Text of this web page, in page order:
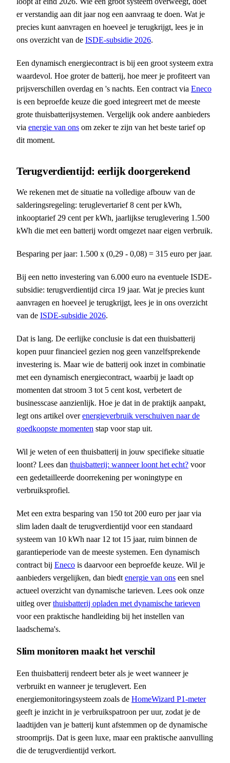
er verstandig aan dit jaar nog een aanvraag te doen. Wat je
precies kunt aanvragen en hoeveel je terugkrijgt, lees je in
ons overzicht van de ISDE-subsidie 2026.
Een dynamisch energiecontract is bij een groot systeem extra
waardevol. Hoe groter de batterij, hoe meer je profiteert van
prijsverschillen overdag en 's nachts. Een contract via Eneco
is een beproefde keuze die goed integreert met de meeste
grote thuisbatterijsystemen. Vergelijk ook andere aanbieders
via energie van ons om zeker te zijn van het beste tarief op
dit moment.
Terugverdientijd: eerlijk doorgerekend
We rekenen met de situatie na volledige afbouw van de
salderingsregeling: teruglevertarief 8 cent per kWh,
inkooptarief 29 cent per kWh, jaarlijkse teruglevering 1.500
kWh die met een batterij wordt omgezet naar eigen verbruik.
Besparing per jaar: 1.500 x (0,29 - 0,08) = 315 euro per jaar.
Bij een netto investering van 6.000 euro na eventuele ISDE-
subsidie: terugverdientijd circa 19 jaar. Wat je precies kunt
aanvragen en hoeveel je terugkrijgt, lees je in ons overzicht
van de ISDE-subsidie 2026.
Dat is lang. De eerlijke conclusie is dat een thuisbatterij
kopen puur financieel gezien nog geen vanzelfsprekende
investering is. Maar wie de batterij ook inzet in combinatie
met een dynamisch energiecontract, waarbij je laadt op
momenten dat stroom 3 tot 5 cent kost, verbetert de
businesscase aanzienlijk. Hoe je dat in de praktijk aanpakt,
legt ons artikel overenergieverbruik verschuiven naar de
goedkoopste momenten stap voor stap uit.
Wil je weten of een thuisbatterij in jouw specifieke situatie
loont? Lees dan thuisbatterij: wanneer loont het echt? voor
een gedetailleerde doorrekening per woningtype en
verbruiksprofiel.
Met een extra besparing van 150 tot 200 euro per jaar via
slim laden daalt de terugverdientijd voor een standaard
systeem van 10 kWh naar 12 tot 15 jaar, ruim binnen de
garantieperiode van de meeste systemen. Een dynamisch
contract bij Eneco is daarvoor een beproefde keuze. Wil je
aanbieders vergelijken, dan biedtenergie van ons een snel
actueel overzicht van dynamische tarieven. Lees ook onze
uitleg overthuisbatterij opladen met dynamische tarieven
voor een praktische handleiding bij het instellen van
laadschema's.
Slim monitoren maakt het verschil
Een thuisbatterij rendeert beter als je weet wanneer je
verbruikt en wanneer je teruglevert. Een
energiemonitoringsysteem zoals de HomeWizard P1-meter
geeft je inzicht in je verbruikspatroon per uur, zodat je de
laadtijden van je batterij kunt afstemmen op de dynamische
stroomprijs. Dat is geen luxe, maar een praktische aanvulling
die de terugverdientijd verkort.